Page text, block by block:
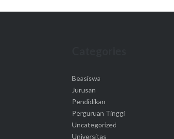
Beasiswa
Jurusan
Pendidikan
Perguruan Tinggi
Uncategorized
Universitas